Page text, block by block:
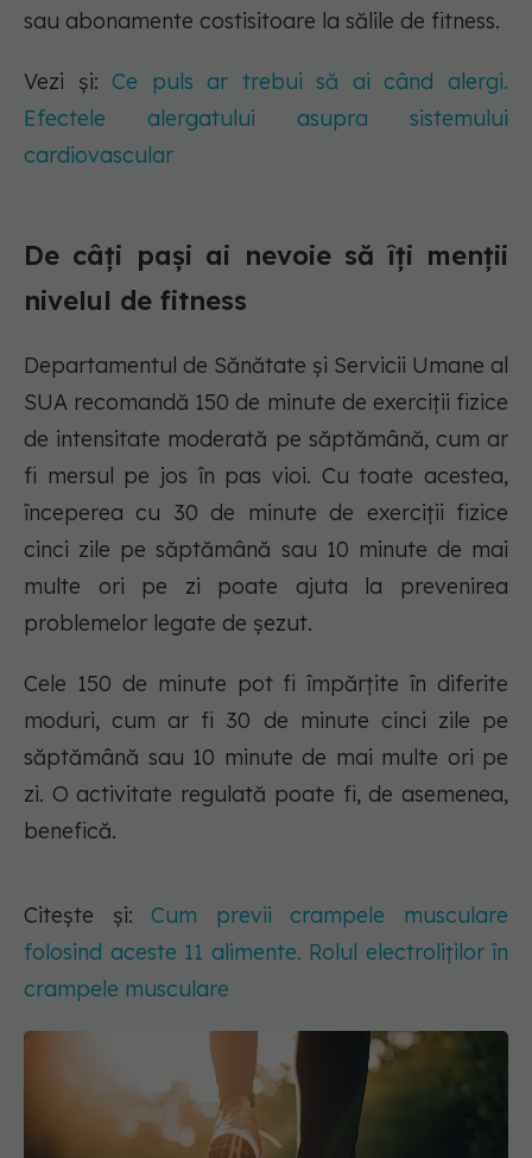
sau abonamente costisitoare la sălile de fitness.
Vezi și:Ce puls ar trebui să ai când alergi.
Efectele alergatului asupra sistemului
cardiovascular
De câți pași ai nevoie să îți menții
nivelul de fitness
Departamentul de Sănătate și Servicii Umane al
SUA recomandă 150 de minute de exerciții fizice
de intensitate moderată pe săptămână, cum ar
fi mersul pe jos în pas vioi. Cu toate acestea,
începerea cu 30 de minute de exerciții fizice
cinci zile pe săptămână sau 10 minute de mai
multe ori pe zi poate ajuta la prevenirea
problemelor legate de șezut.
Cele 150 de minute pot fi împărțite în diferite
moduri, cum ar fi 30 de minute cinci zile pe
săptămână sau 10 minute de mai multe ori pe
zi. O activitate regulată poate fi, de asemenea,
benefică.
Citește și:Cum previi crampele musculare
folosind aceste 11 alimente. Rolul electroliților în
crampele musculare